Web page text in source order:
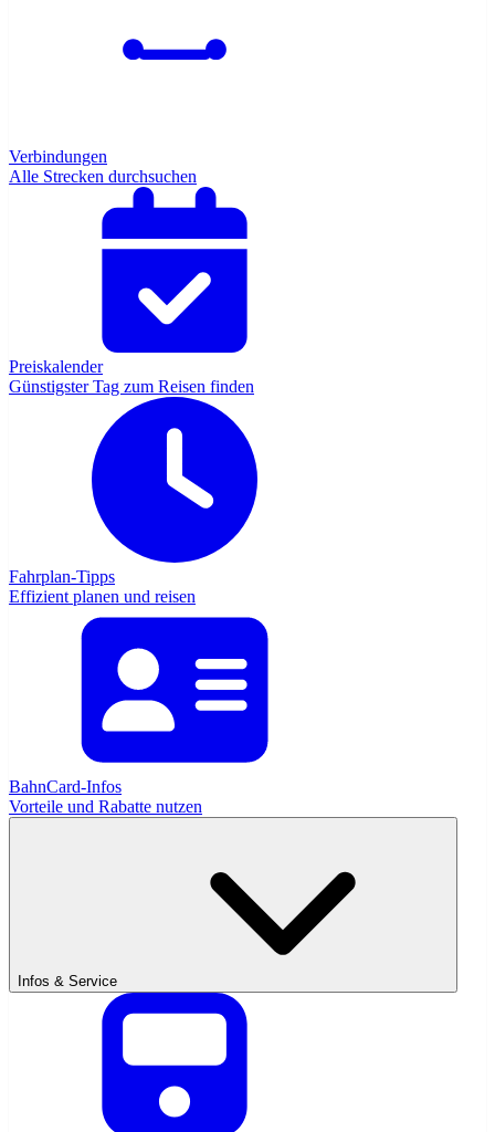
Verbindungen
Alle Strecken durchsuchen
Preiskalender
Günstigster Tag zum Reisen finden
Fahrplan-Tipps
Effizient planen und reisen
BahnCard-Infos
Vorteile und Rabatte nutzen
Infos & Service